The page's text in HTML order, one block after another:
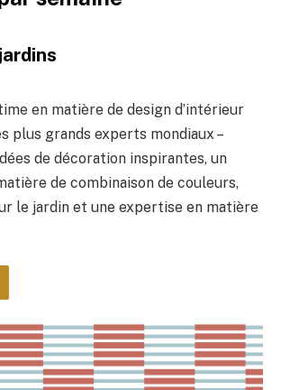
en matière de design d’intérieur
plus grands experts mondiaux –
de décoration inspirantes, un
de combinaison de couleurs,
le jardin et une expertise en matière